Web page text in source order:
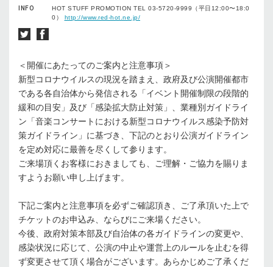
INFO
HOT STUFF PROMOTION TEL 03-5720-9999（平⽇12:00〜18:0
0） http://www.red-hot.ne.jp/
＜開催にあたってのご案内と注意事項＞
新型コロナウイルスの現況を踏まえ、政府及び公演開催都市
である各自治体から発信される「イベント開催制限の段階的
緩和の目安」及び「感染拡大防止対策」、業種別ガイドライ
ン「音楽コンサートにおける新型コロナウイルス感染予防対
策ガイドライン」に基づき、下記のとおり公演ガイドライン
を定め対応に最善を尽くして参ります。
ご来場頂くお客様におきましても、ご理解・ご協力を賜りま
すようお願い申し上げます。
下記ご案内と注意事項を必ずご確認頂き、ご了承頂いた上で
チケットのお申込み、ならびにご来場ください。
今後、政府対策本部及び自治体の各ガイドラインの変更や、
感染状況に応じて、公演の中止や運営上のルールを止むを得
ず変更させて頂く場合がございます。あらかじめご了承くだ